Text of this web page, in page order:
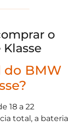
o
do BMW
18 a 22
total, a bateria